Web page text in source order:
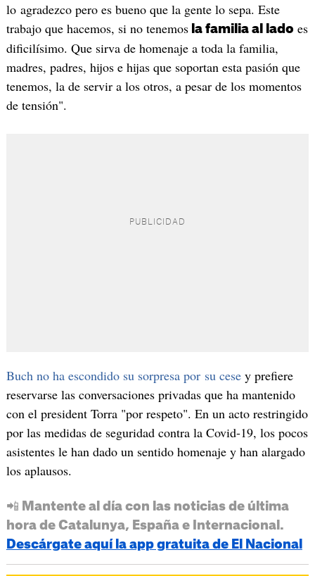
lo agradezco pero es bueno que la gente lo sepa. Este
trabajo que hacemos, si no tenemosla familia al lado es
dificilísimo. Que sirva de homenaje a toda la familia,
madres, padres, hijos e hijas que soportan esta pasión que
tenemos, la de servir a los otros, a pesar de los momentos
de tensión".
Buch no ha escondido su sorpresa por su cesey prefiere
reservarse las conversaciones privadas que ha mantenido
con el president Torra "por respeto". En un acto restringido
por las medidas de seguridad contra la Covid-19, los pocos
asistentes le han dado un sentido homenaje y han alargado
los aplausos.
📲 Mantente al día con las noticias de última
hora de Catalunya, España e Internacional.
Descárgate aquí la app gratuita de El Nacional